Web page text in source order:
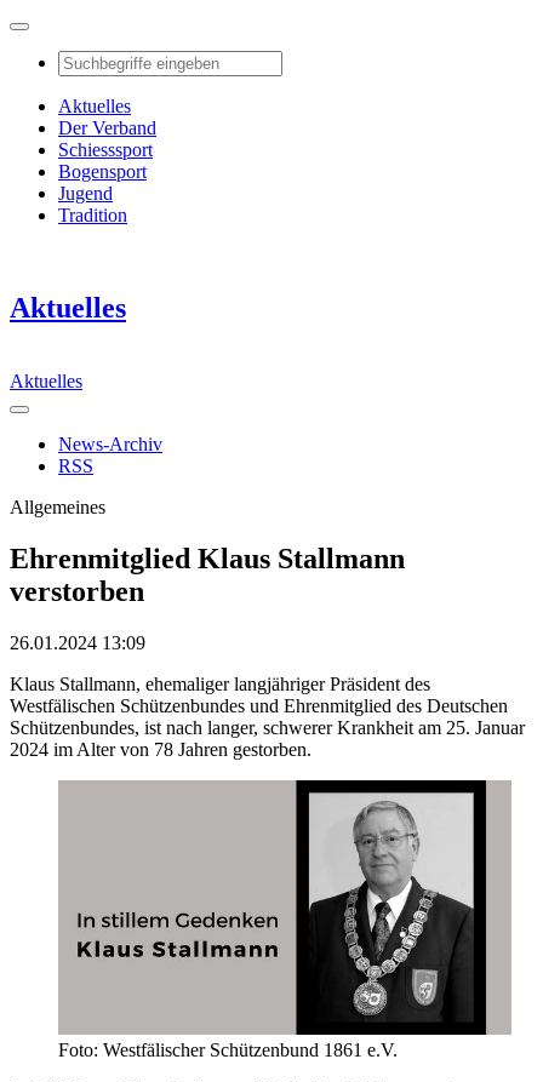
Aktuelles
Der Verband
Schiesssport
Bogensport
Jugend
Tradition
Aktuelles
Aktuelles
News-Archiv
RSS
Allgemeines
Ehrenmitglied Klaus Stallmann
verstorben
26.01.2024 13:09
Klaus Stallmann, ehemaliger langjähriger Präsident des
Westfälischen Schützenbundes und Ehrenmitglied des Deutschen
Schützenbundes, ist nach langer, schwerer Krankheit am 25. Januar
2024 im Alter von 78 Jahren gestorben.
Foto: Westfälischer Schützenbund 1861 e.V.